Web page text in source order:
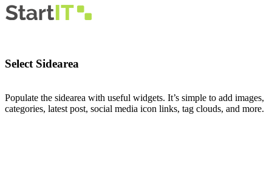
Select Sidearea
Populate the sidearea with useful widgets. It’s simple to add images,
categories, latest post, social media icon links, tag clouds, and more.